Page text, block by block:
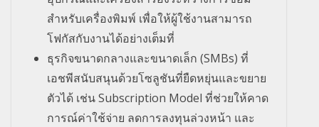
สำหรับเครื่องพิมพ์ เพื่อให้ผู้ใช้งานสามารถ
โฟกัสกับงานได้อย่างเต็มที่
ธุรกิจขนาดกลางและขนาดเล็ก (SMBs) ที่
เอชพีสนับสนุนด้วยโซลูชันที่ยืดหยุ่นและขยาย
ตัวได้ เช่น Subscription Model ที่ช่วยให้คาด
การณ์ค่าใช้จ่าย ลดการลงทุนล่วงหน้า และ